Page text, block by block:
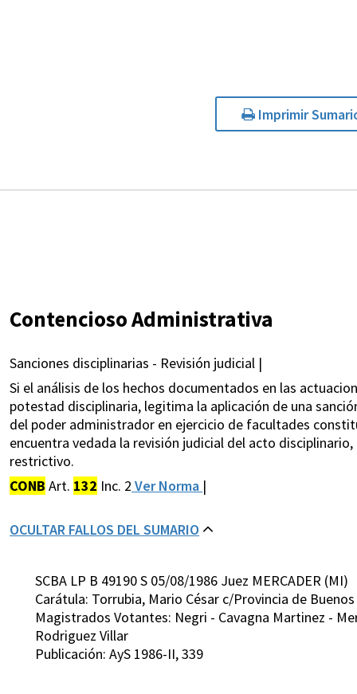
Imprimir
Contencioso Administrativa
Sanciones disciplinarias - Revisión judicial |
Si el análisis de los hechos documentados en las
potestad disciplinaria, legitima la aplicación de una
del poder administrador en ejercicio de facultades
encuentra vedada la revisión judicial del acto
restrictivo.
CONB Art. 132 Inc. 2 Ver Norma |
OCULTAR FALLOS DEL SUMARIO
SCBA LP B 49190 S 05/08/1986 Juez MERCADER (MI)
Carátula: Torrubia, Mario César c/Provincia de
Magistrados Votantes: Negri - Cavagna Martinez -
Rodriguez Villar
Publicación: AyS 1986-II, 339